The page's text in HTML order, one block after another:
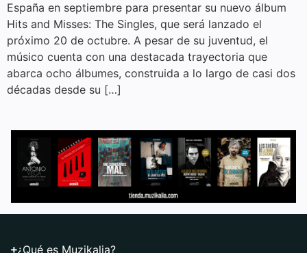
España en septiembre para presentar su nuevo álbum
Hits and Misses: The Singles, que será lanzado el
próximo 20 de octubre. A pesar de su juventud, el
músico cuenta con una destacada trayectoria que
abarca ocho álbumes, construida a lo largo de casi dos
décadas desde su […]
¿Qué es Muzikalia?